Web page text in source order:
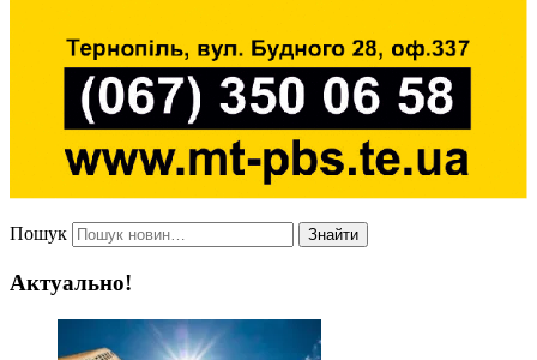
Пошук Знайти
Актуально!